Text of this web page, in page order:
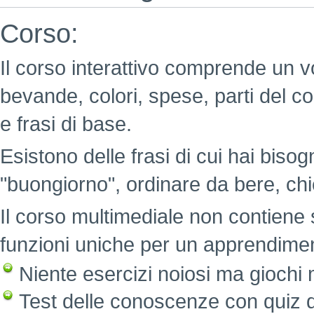
Corso:
Il corso interattivo comprende un
bevande, colori, spese, parti del
e frasi di base.
Esistono delle frasi di cui hai
"buongiorno", ordinare da bere,
Il corso multimediale non
funzioni uniche per un
Niente esercizi noiosi ma giochi
Test delle conoscenze con quiz